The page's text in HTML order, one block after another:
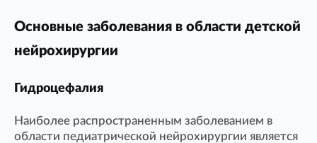
Основные заболевания в области детской
нейрохирургии
Гидроцефалия
Наиболее распространенным заболеванием в
области педиатрической нейрохирургии является